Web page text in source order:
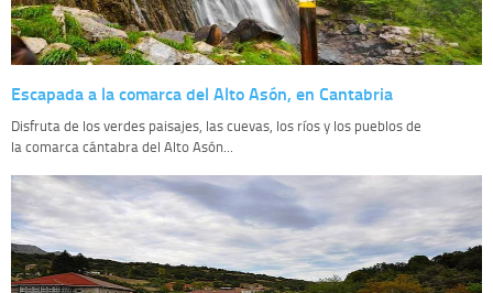
Escapada a la comarca del Alto Asón, en Cantabria
Disfruta de los verdes paisajes, las cuevas, los ríos y los pueblos de
la comarca cántabra del Alto Asón...